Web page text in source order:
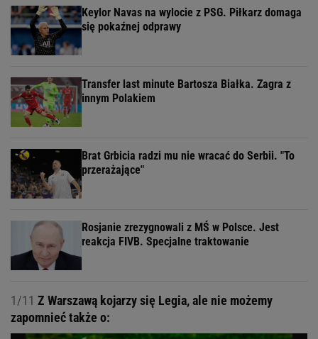
Keylor Navas na wylocie z PSG. Piłkarz domaga
się pokaźnej odprawy
Transfer last minute Bartosza Białka. Zagra z
innym Polakiem
Brat Grbicia radzi mu nie wracać do Serbii. "To
przerażające"
Rosjanie zrezygnowali z MŚ w Polsce. Jest
reakcja FIVB. Specjalne traktowanie
1/11 Z Warszawą kojarzy się Legia, ale nie możemy
zapomnieć także o: